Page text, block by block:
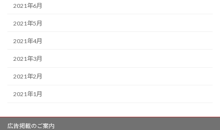
2021年6月
2021年5月
2021年4月
2021年3月
2021年2月
2021年1月
広告掲載のご案内